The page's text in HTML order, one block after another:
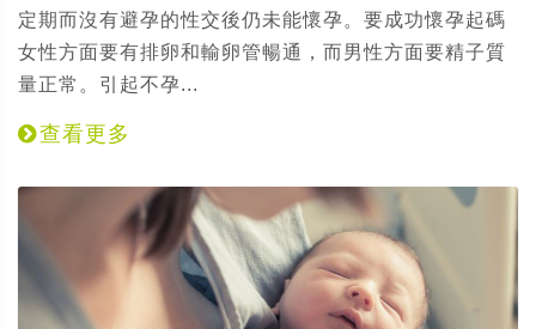
定期而沒有避孕的性交後仍未能懷孕。要成功懷孕起碼
女性方面要有排卵和輸卵管暢通，而男性方面要精子質
量正常。引起不孕...
查看更多